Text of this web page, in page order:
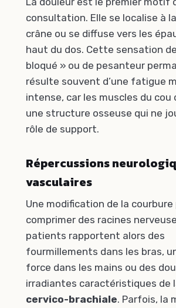
consultation. Elle se localise à
crâne ou se diffuse vers les
haut du dos. Cette sensation
bloqué » ou de pesanteur
résulte souvent d’une fatigue
intense, car les muscles du cou
une structure osseuse qui ne
rôle de support.
Répercussions
vasculaires
Une modification de la
comprimer des racines
patients rapportent alors des
fourmillements dans les bras,
force dans les mains ou des
irradiantes caractéristiques de
cervico-brachiale. Parfois, la